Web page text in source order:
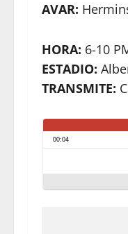
AVAR:
HORA: 6-10
ESTADIO:
TRANSMITE: